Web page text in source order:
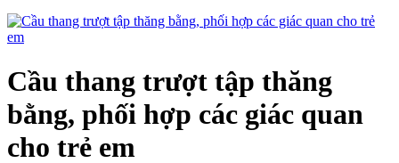
Cầu thang trượt tập thăng
bằng, phối hợp các giác quan
cho trẻ em